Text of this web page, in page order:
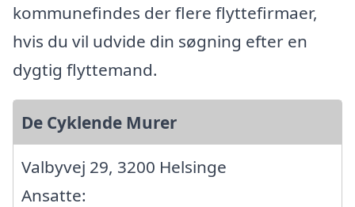
kommunefindes der flere flyttefirmaer,
hvis du vil udvide din søgning efter en
dygtig flyttemand.
De Cyklende Murer
Valbyvej 29, 3200 Helsinge
Ansatte: